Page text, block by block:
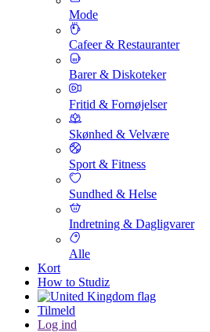
Mode
Cafeer & Restauranter
Barer & Diskoteker
Fritid & Fornøjelser
Skønhed & Velvære
Sport & Fitness
Sundhed & Helse
Indretning & Dagligvarer
Alle
Kort
How to Studiz
Tilmeld
Log ind